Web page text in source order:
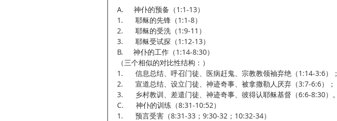
A.     神仆的预备（1:1-13）
1.      耶稣的先锋（1:1-8）
2.      耶稣的受洗（1:9-11）
3.      耶稣受试探（1:12-13）
B.     神仆的工作（1:14-8:30）
（三个相似的对比性结构：）
1.      信息总结、呼召门徒、医病赶鬼、宗教教领袖弃绝（1:14-3:6）；
2.      宣道总结、设立门徒、神迹奇事、被拿撒勒人厌弃（3:7-6:6）；
3.      乡村教训、差遣门徒、神迹奇事、彼得认耶稣基督（6:6-8:30）。
C.      神仆的训练（8:31-10:52）
1.      预言受害（8:31-33；9:30-32；10:32-34）